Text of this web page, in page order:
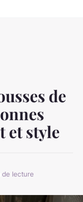
de
et style
de lecture